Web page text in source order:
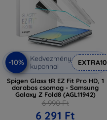
-10%
Kedvezmény
kuponnal
EXTRA10
Spigen Glass tR EZ Fit Pro HD, 1
darabos csomag - Samsung
Galaxy Z Fold8 (AGL11942)
6 990 Ft
6 291 Ft